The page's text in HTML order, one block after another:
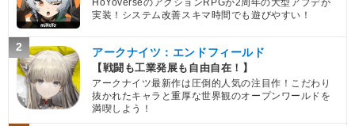
HoYoverseのアクションRPGが2周年の大型アプデが
実装！システム改善スキマ時間でも遊びやすい！
2 アークナイツ：エンドフィールド
【戦闘も工業発展も自由自在！】
アークナイツ最新作は圧倒的人気の注目作！こだわり
抜かれたキャラと重厚な世界観のオープンワールドを
満喫しよう！